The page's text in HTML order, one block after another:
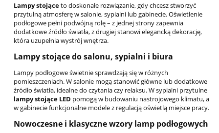
Lampy stojąceto doskonałe rozwiązanie, gdy chcesz stworzyć
przytulną atmosferę w salonie, sypialni lub gabinecie. Oświetlenie
podłogowe pełni podwójną rolę – z jednej strony zapewnia
dodatkowe źródło światła, z drugiej stanowi elegancką dekorację,
która uzupełnia wystrój wnętrza.
Lampy stojące do salonu, sypialni i biura
Lampy podłogowe świetnie sprawdzają się w różnych
pomieszczeniach. W salonie mogą stanowić główne lub dodatkowe
źródło światła, idealne do czytania czy relaksu. W sypialni przytulne
lampy stojące LED pomogą w budowaniu nastrojowego klimatu, a
w gabinecie funkcjonalne modele z regulacją oświetlą miejsce pracy.
Nowoczesne i klasyczne wzory lamp podłogowych